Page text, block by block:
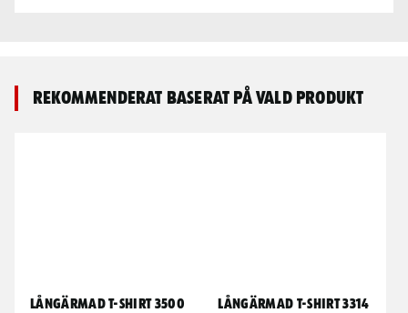
Rekommenderat baserat på vald produkt
Långärmad T-shirt 3500 Långärmad T-shirt 3314